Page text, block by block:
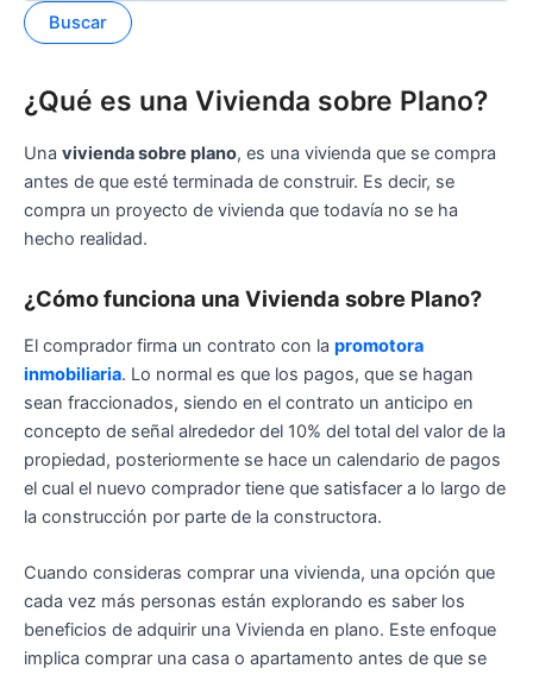
Buscar
¿Qué es una Vivienda sobre Plano?
Una vivienda sobre plano, es una vivienda que se compra
antes de que esté terminada de construir. Es decir, se
compra un proyecto de vivienda que todavía no se ha
hecho realidad.
¿Cómo funciona una Vivienda sobre Plano?
El comprador firma un contrato con la promotora
inmobiliaria. Lo normal es que los pagos, que se hagan
sean fraccionados, siendo en el contrato un anticipo en
concepto de señal alrededor del 10% del total del valor de la
propiedad, posteriormente se hace un calendario de pagos
el cual el nuevo comprador tiene que satisfacer a lo largo de
la construcción por parte de la constructora.
Cuando consideras comprar una vivienda, una opción que
cada vez más personas están explorando es saber los
beneficios de adquirir una Vivienda en plano. Este enfoque
implica comprar una casa o apartamento antes de que se